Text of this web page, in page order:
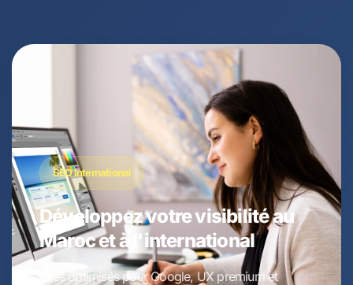
SEO International
Développez votre visibilité au
Maroc et à l'international
Sites optimisés pour Google, UX premium et